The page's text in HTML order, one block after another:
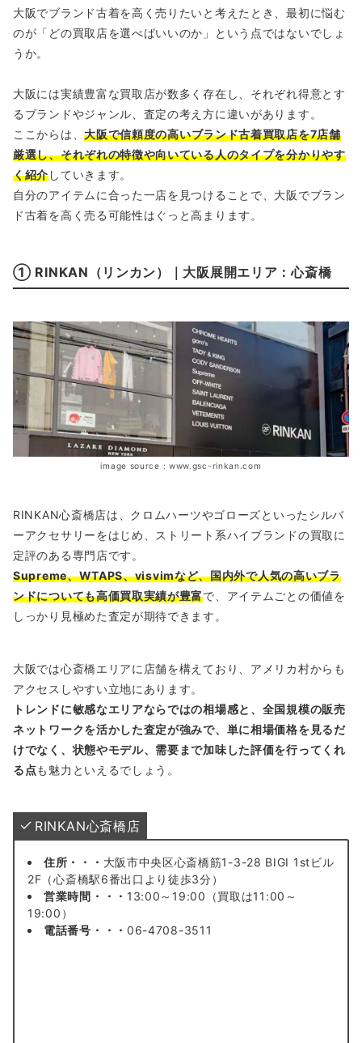
大阪でブランド古着を高く売りたいと考えたとき、最初に悩む
のが「どの買取店を選べばいいのか」という点ではないでしょ
うか。
大阪には実績豊富な買取店が数多く存在し、それぞれ得意とす
るブランドやジャンル、査定の考え方に違いがあります。
ここからは、大阪で信頼度の高いブランド古着買取店を7店舗
厳選し、それぞれの特徴や向いている人のタイプを分かりやす
く紹介していきます。
自分のアイテムに合った一店を見つけることで、大阪でブラン
ド古着を高く売る可能性はぐっと高まります。
① RINKAN（リンカン）｜大阪展開エリア：心斎橋
image source : www.gsc-rinkan.com
RINKAN心斎橋店は、クロムハーツやゴローズといったシルバ
ーアクセサリーをはじめ、ストリート系ハイブランドの買取に
定評のある専門店です。
Supreme、WTAPS、visvimなど、国内外で人気の高いブラ
ンドについても高価買取実績が豊富で、アイテムごとの価値を
しっかり見極めた査定が期待できます。
大阪では心斎橋エリアに店舗を構えており、アメリカ村からも
アクセスしやすい立地にあります。
トレンドに敏感なエリアならではの相場感と、全国規模の販売
ネットワークを活かした査定が強みで、単に相場価格を見るだ
けでなく、状態やモデル、需要まで加味した評価を行ってくれ
る点も魅力といえるでしょう。
RINKAN心斎橋店
住所・・・ 大阪市中央区心斎橋筋1-3-28 BIGI 1stビル
2F（心斎橋駅6番出口より徒歩3分）
営業時間・・・ 13:00～19:00（買取は11:00～
19:00）
電話番号・・・ 06-4708-3511